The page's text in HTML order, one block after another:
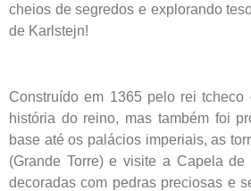
cheios de segredos e explorando
de Karlstejn!
Construído em 1365 pelo rei
história do reino, mas também foi
base até os palácios imperiais, as
(Grande Torre) e visite a Capela
decoradas com pedras preciosas e